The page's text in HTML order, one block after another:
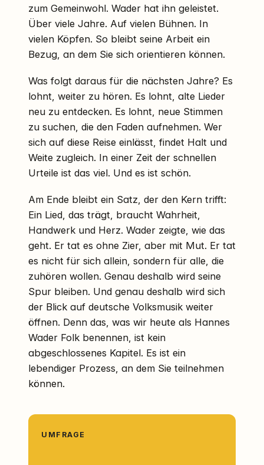
zum Gemeinwohl. Wader hat ihn geleistet.
Über viele Jahre. Auf vielen Bühnen. In
vielen Köpfen. So bleibt seine Arbeit ein
Bezug, an dem Sie sich orientieren können.
Was folgt daraus für die nächsten Jahre? Es
lohnt, weiter zu hören. Es lohnt, alte Lieder
neu zu entdecken. Es lohnt, neue Stimmen
zu suchen, die den Faden aufnehmen. Wer
sich auf diese Reise einlässt, findet Halt und
Weite zugleich. In einer Zeit der schnellen
Urteile ist das viel. Und es ist schön.
Am Ende bleibt ein Satz, der den Kern trifft:
Ein Lied, das trägt, braucht Wahrheit,
Handwerk und Herz. Wader zeigte, wie das
geht. Er tat es ohne Zier, aber mit Mut. Er tat
es nicht für sich allein, sondern für alle, die
zuhören wollen. Genau deshalb wird seine
Spur bleiben. Und genau deshalb wird sich
der Blick auf deutsche Volksmusik weiter
öffnen. Denn das, was wir heute als Hannes
Wader Folk benennen, ist kein
abgeschlossenes Kapitel. Es ist ein
lebendiger Prozess, an dem Sie teilnehmen
können.
UMFRAGE